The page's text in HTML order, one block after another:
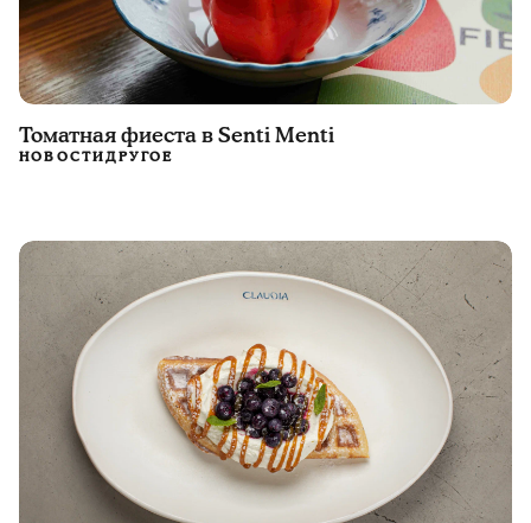
Томатная фиеста в Senti Menti
НОВОСТИДРУГОЕ